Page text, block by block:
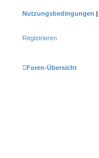
Nutzungsbedingungen |
Registrieren
Foren-Übersicht